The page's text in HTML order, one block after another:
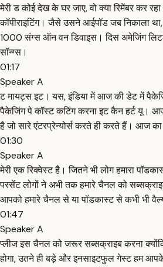
मेरी ड कोई देख के घर जाए, वो क्या रिमेंबर कर
कॉपीराइटिंग। जैसे उसने आईपॉड जब निकाला था,
1000 संग्स ऑन वन डिवाइस। दिस अमेजिंग
सॉन्ग्स।
01:17
Speaker A
ट मायट्स इट। यस, इंडिया में आज की डेट में
पैकेजिंग पे कॉस्ट कटिंग करना इट कैन हर्ट यू।
है जो सारे एंटरप्रेन्योर्स करते ही करते हैं। आज
01:30
Speaker A
मेरी एक रिक्वेस्ट है। जितने भी लोग हमारा
परसेंट लोगों ने अभी तक हमारे चैनल को
आपको हमारे चैनल से या पॉडकास्ट से कभी भी
01:47
Speaker A
प्लीज इस चैनल को जरूर सब्सक्राइब करना
होगा, उतने ही बड़े और इनसाइटफुल गेस्ट हम